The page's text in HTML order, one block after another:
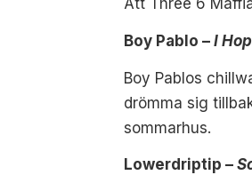
Att Three 6
Boy Pablo – I
Boy Pablos
drömma sig
sommarhus.
Lowerdriptip –